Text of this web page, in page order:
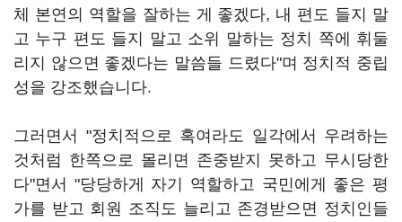
체 본연의 역할을 잘하는 게 좋겠다, 내 편도 들지 말
고 누구 편도 들지 말고 소위 말하는 정치 쪽에 휘둘
리지 않으면 좋겠다는 말씀들 드렸다"며 정치적 중립
성을 강조했습니다.
그러면서 "정치적으로 혹여라도 일각에서 우려하는
것처럼 한쪽으로 몰리면 존중받지 못하고 무시당한
다"면서 "당당하게 자기 역할하고 국민에게 좋은 평
가를 받고 회원 조직도 늘리고 존경받으면 정치인들